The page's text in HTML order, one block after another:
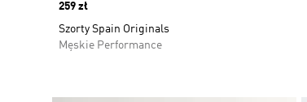
Price
259 zł
Szorty Spain Originals
Męskie Performance